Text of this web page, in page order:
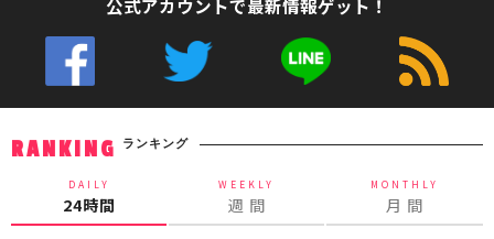
公式アカウントで最新情報ゲット！
RANKING ランキング
DAILY
24時間
WEEKLY
週 間
MONTHLY
月 間